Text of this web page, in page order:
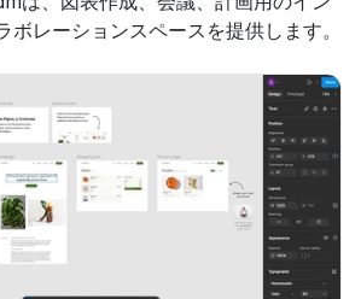
ボレーションスペースを提供します。